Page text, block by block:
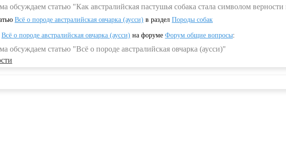
обсуждаем статью "Как австралийская пастушья собака стала символом
Всё о породе австралийская овчарка (аусси) в раздел Породы собак
Всё о породе австралийская овчарка (аусси) на форуме Форум общие вопросы:
обсуждаем статью "Всё о породе австралийская овчарка (аусси)"